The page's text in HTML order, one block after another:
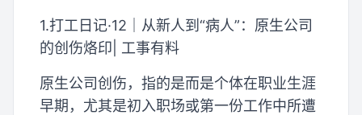
1.打工日记·12｜从新人到“病人”：原生公司
的创伤烙印| 工事有料
原生公司创伤，指的是而是个体在职业生涯
早期，尤其是初入职场或第一份工作中所遭